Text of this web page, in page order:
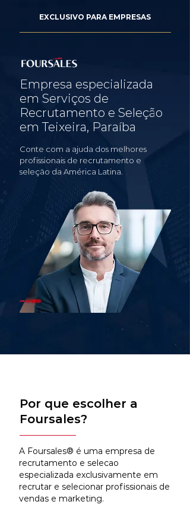
EXCLUSIVO PARA EMPRESAS
Empresa especializada
em Serviços de
Recrutamento e Seleção
em Teixeira, Paraíba
Conte com a ajuda dos melhores
profissionais de recrutamento e
seleção da América Latina.
Por que escolher a
Foursales?
A Foursales® é uma empresa de
recrutamento e selecao
especializada exclusivamente em
recrutar e selecionar profissionais de
vendas e marketing.